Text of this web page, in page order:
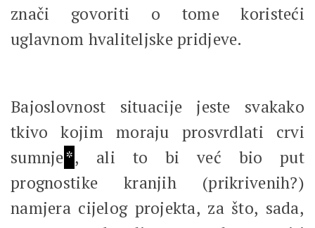
znači govoriti o tome koristeći
uglavnom hvaliteljske pridjeve.
Bajoslovnost situacije jeste svakako
tkivo kojim moraju prosvrdlati crvi
sumnje*, ali to bi već bio put
prognostike kranjih (prikrivenih?)
namjera cijelog projekta, za što, sada,